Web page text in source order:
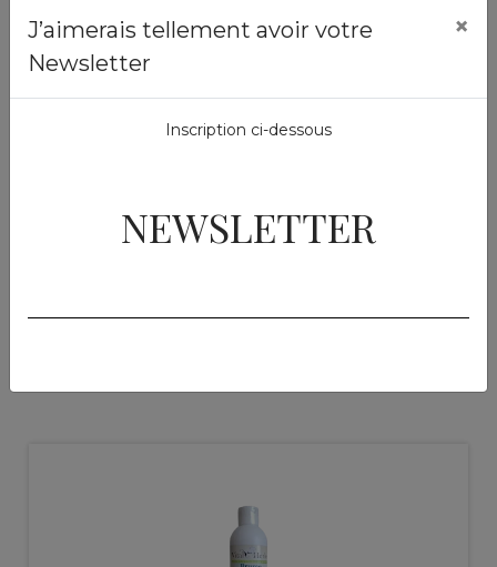
Nebuline
250 ml 49,50 €
J’aimerais tellement avoir votre
Newsletter
×
Inscription ci-dessous
NEWSLETTER